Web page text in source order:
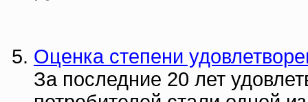
Оценка степени
За последние 20 лет